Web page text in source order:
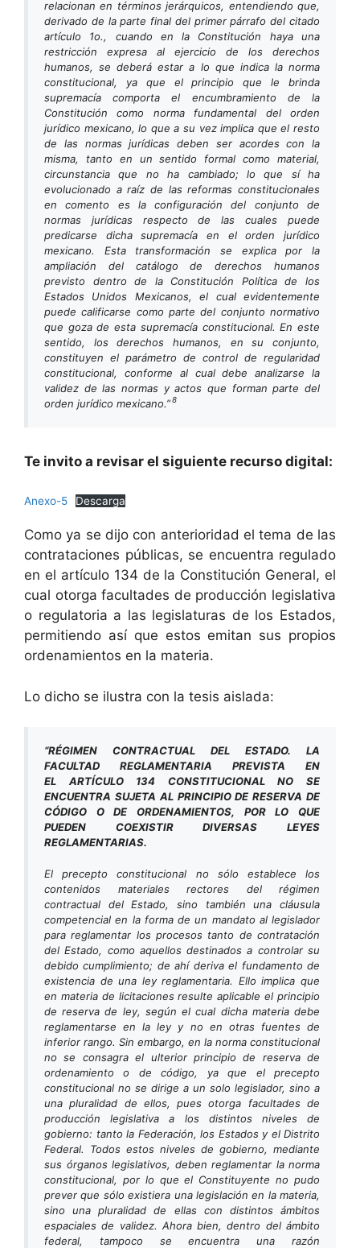
relacionan en términos jerárquicos, entendiendo que,
derivado de la parte final del primer párrafo del citado
artículo 1o., cuando en la Constitución haya una
restricción expresa al ejercicio de los derechos
humanos, se deberá estar a lo que indica la norma
constitucional, ya que el principio que le brinda
supremacía comporta el encumbramiento de la
Constitución como norma fundamental del orden
jurídico mexicano, lo que a su vez implica que el resto
de las normas jurídicas deben ser acordes con la
misma, tanto en un sentido formal como material,
circunstancia que no ha cambiado; lo que sí ha
evolucionado a raíz de las reformas constitucionales
en comento es la configuración del conjunto de
normas jurídicas respecto de las cuales puede
predicarse dicha supremacía en el orden jurídico
mexicano. Esta transformación se explica por la
ampliación del catálogo de derechos humanos
previsto dentro de la Constitución Política de los
Estados Unidos Mexicanos, el cual evidentemente
puede calificarse como parte del conjunto normativo
que goza de esta supremacía constitucional. En este
sentido, los derechos humanos, en su conjunto,
constituyen el parámetro de control de regularidad
constitucional, conforme al cual debe analizarse la
validez de las normas y actos que forman parte del
orden jurídico mexicano.”8
Te invito a revisar el siguiente recurso digital:
Anexo-5 Descarga
Como ya se dijo con anterioridad el tema de las
contrataciones públicas, se encuentra regulado
en el artículo 134 de la Constitución General, el
cual otorga facultades de producción legislativa
o regulatoria a las legislaturas de los Estados,
permitiendo así que estos emitan sus propios
ordenamientos en la materia.
Lo dicho se ilustra con la tesis aislada:
“RÉGIMEN CONTRACTUAL DEL ESTADO. LA
FACULTAD REGLAMENTARIA PREVISTA EN
EL ARTÍCULO 134 CONSTITUCIONAL NO SE
ENCUENTRA SUJETA AL PRINCIPIO DE RESERVA DE
CÓDIGO O DE ORDENAMIENTOS, POR LO QUE
PUEDEN COEXISTIR DIVERSAS LEYES
REGLAMENTARIAS.
El precepto constitucional no sólo establece los
contenidos materiales rectores del régimen
contractual del Estado, sino también una cláusula
competencial en la forma de un mandato al legislador
para reglamentar los procesos tanto de contratación
del Estado, como aquellos destinados a controlar su
debido cumplimiento; de ahí deriva el fundamento de
existencia de una ley reglamentaria. Ello implica que
en materia de licitaciones resulte aplicable el principio
de reserva de ley, según el cual dicha materia debe
reglamentarse en la ley y no en otras fuentes de
inferior rango. Sin embargo, en la norma constitucional
no se consagra el ulterior principio de reserva de
ordenamiento o de código, ya que el precepto
constitucional no se dirige a un solo legislador, sino a
una pluralidad de ellos, pues otorga facultades de
producción legislativa a los distintos niveles de
gobierno: tanto la Federación, los Estados y el Distrito
Federal. Todos estos niveles de gobierno, mediante
sus órganos legislativos, deben reglamentar la norma
constitucional, por lo que el Constituyente no pudo
prever que sólo existiera una legislación en la materia,
sino una pluralidad de ellas con distintos ámbitos
espaciales de validez. Ahora bien, dentro del ámbito
federal, tampoco se encuentra una razón